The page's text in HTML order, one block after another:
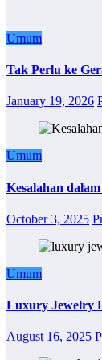
Umum
Tak Perlu ke
January 19, 2026
Umum
Kesalahan
October 3, 2025
Umum
Luxury Jewelry
August 16, 2025